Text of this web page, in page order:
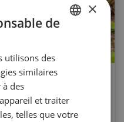
×
de
utilisons des
similaires
des
et traiter
telles que votre